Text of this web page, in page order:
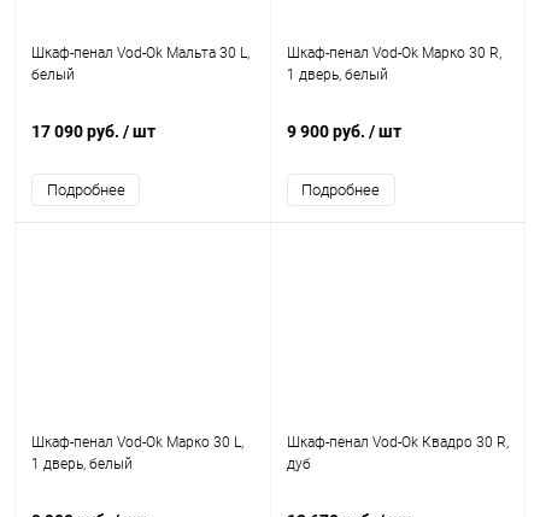
Шкаф-пенал Vod-Ok Мальта 30 L,
белый
17 090 руб. / шт
Подробнее
Шкаф-пенал Vod-Ok Марко 30 R,
1 дверь, белый
9 900 руб. / шт
Подробнее
Шкаф-пенал Vod-Ok Марко 30 L,
1 дверь, белый
Шкаф-пенал Vod-Ok Квадро 30 R,
дуб